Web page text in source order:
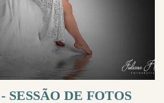
DE FOTOS